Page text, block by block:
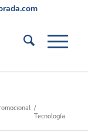
/
Tecnología